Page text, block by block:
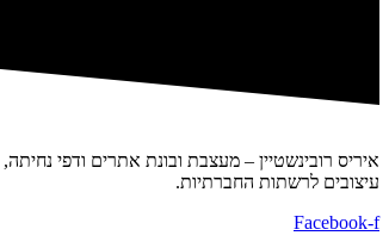
איריס רובינשטיין – מעצבת ובונת אתרים ודפי
עיצובים לרשתות החברתיות.
Facebook-f